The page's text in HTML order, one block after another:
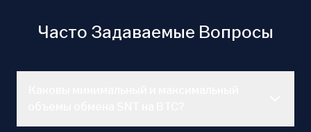
Часто Задаваемые Вопросы